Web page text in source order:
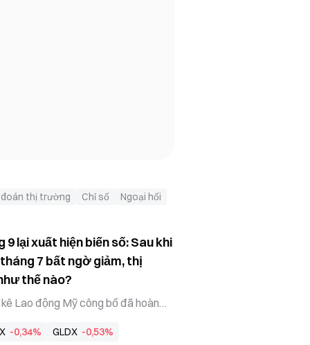
thị trường Chỉ số
Ngoại hối
lại xuất hiện biến số: Sau khi
7 bất ngờ giảm, thị
thế nào?
Lao động Mỹ công bố đã hoàn
mà thị trường dự báo, mà còn
-0,34% GLDX -0,53%